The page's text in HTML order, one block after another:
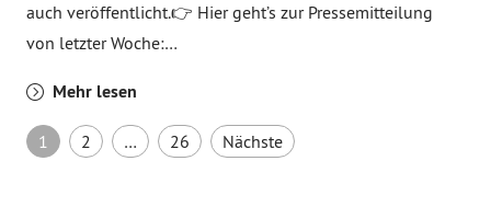
auch veröffentlicht.👉 Hier geht’s zur Pressemitteilung
von letzter Woche:…
Mehr lesen
Seitennummerierung der
1 2 … 26 Nächste